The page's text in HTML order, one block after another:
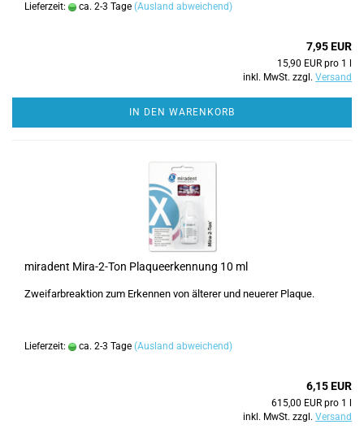
Lieferzeit: ca. 2-3 Tage (Ausland abweichend)
7,95 EUR
15,90 EUR pro 1 l
inkl. MwSt. zzgl. Versand
IN DEN WARENKORB
miradent Mira-2-Ton Plaqueerkennung 10 ml
Zweifarbreaktion zum Erkennen von älterer und neuerer Plaque.
Lieferzeit: ca. 2-3 Tage (Ausland abweichend)
6,15 EUR
615,00 EUR pro 1 l
inkl. MwSt. zzgl. Versand